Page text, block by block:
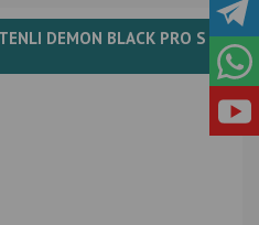
DEMON BLACK PRO S